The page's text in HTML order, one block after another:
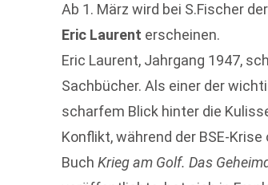
Ab 1. März wird bei S.Fischer
Eric Laurent erscheinen.
Eric Laurent, Jahrgang 1947,
Sachbücher. Als einer der
scharfem Blick hinter die
Konflikt, während der BSE-
BuchKrieg am Golf. Das